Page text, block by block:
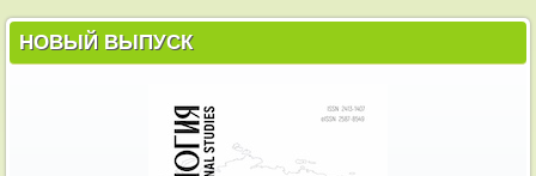
НОВЫЙ ВЫПУСК